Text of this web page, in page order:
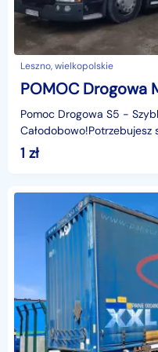
Leszno, wielkopolskie
Pomoc Drogowa S5 -
drogowej? Jesteśmy tu, by
1 zł